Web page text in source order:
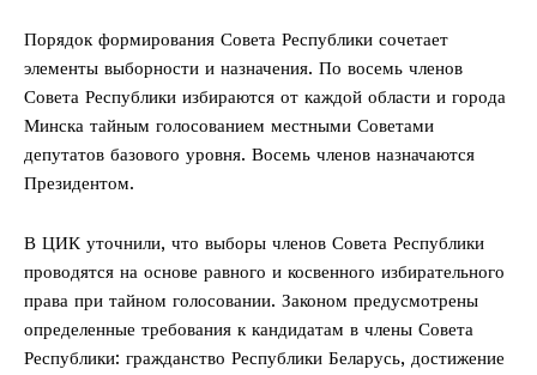
Порядок формирования Совета Республики сочетает
элементы выборности и назначения. По восемь членов
Совета Республики избираются от каждой области и города
Минска тайным голосованием местными Советами
депутатов базового уровня. Восемь членов назначаются
Президентом.
В ЦИК уточнили, что выборы членов Совета Республики
проводятся на основе равного и косвенного избирательного
права при тайном голосовании. Законом предусмотрены
определенные требования к кандидатам в члены Совета
Республики: гражданство Республики Беларусь, достижение